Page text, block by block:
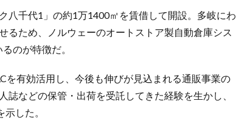
八千代1」の約1万1400㎡を賃借して開設。多岐にわ
るため、ノルウェーのオートストア製自動倉庫シス
のが特徴だ。
有効活用し、今後も伸びが見込まれる通販事業の
などの保管・出荷を受託してきた経験を生かし、
した。